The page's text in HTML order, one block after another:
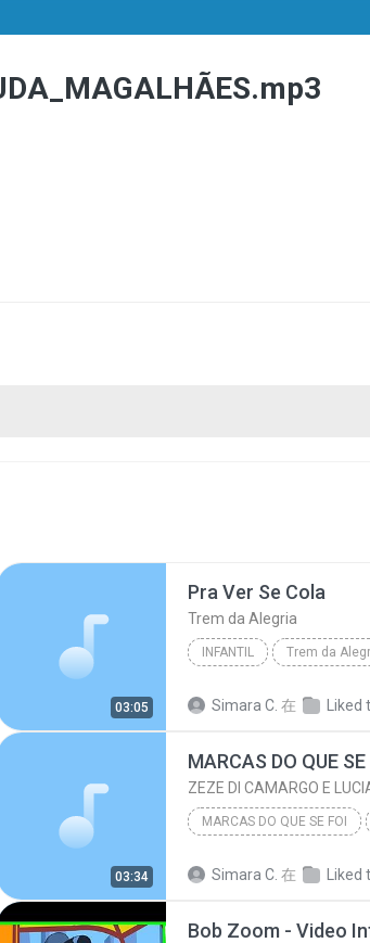
03:05
Pra Ver Se Cola
Trem da Alegria
INFANTIL Trem da
Simara C. 在 Liked
03:34
MARCAS DO QUE SE
ZEZE DI CAMARGO E
MARCAS DO QUE SE FOI
Simara C. 在 Liked
Bob Zoom - Video